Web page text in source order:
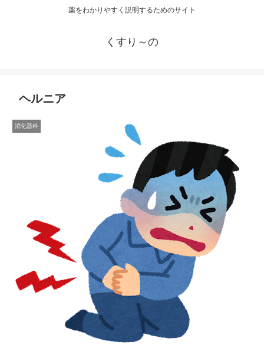
薬をわかりやすく説明するためのサイト
くすり～の
ヘルニア
消化器科